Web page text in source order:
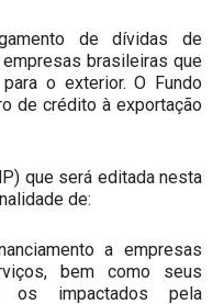
de dívidas de
brasileiras que
o exterior. O Fundo
de crédito à exportação
que será editada nesta
de:
a empresas
bem como seus
os impactados pela